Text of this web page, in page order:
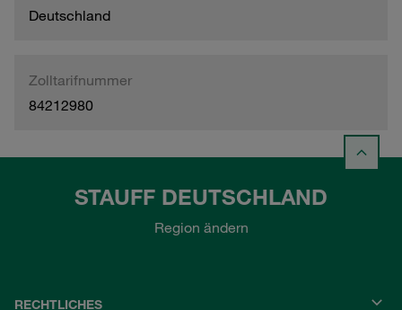
Deutschland
Zolltarifnummer
84212980
STAUFF DEUTSCHLAND
Region ändern
RECHTLICHES